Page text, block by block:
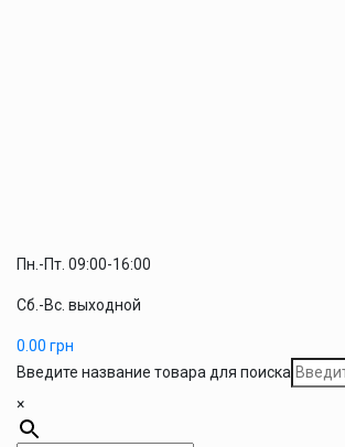
Пн.-Пт. 09:00-16:00
Сб.-Вс. выходной
0.00 грн
Введите название товара для поиска
×